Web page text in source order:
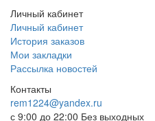
Личный кабинет
Личный кабинет
История заказов
Мои закладки
Рассылка новостей
Контакты
rem1224@yandex.ru
с 9:00 до 22:00 Без выходных